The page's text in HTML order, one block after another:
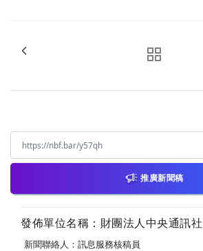
推廣新聞稿
發佈單位名稱：財團法人中央通訊社
新聞聯絡人：訊息服務核稿員